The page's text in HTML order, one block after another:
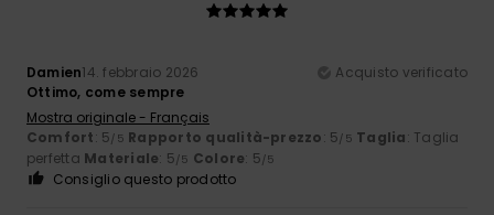
Damien14. febbraio 2026
Acquisto verificato
Ottimo, come sempre
Mostra originale - Français
Comfort: 5/5 Rapporto qualità-prezzo: 5/5 Taglia: Taglia
perfetta Materiale: 5/5 Colore: 5/5
Consiglio questo prodotto